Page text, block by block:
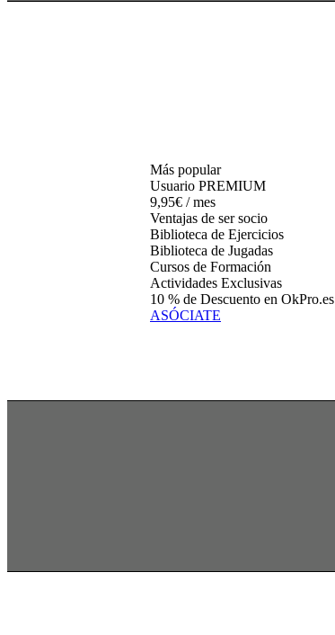
Más popular
Usuario PREMIUM
9,95€ / mes
Ventajas de ser socio
Biblioteca de Ejercicios
Biblioteca de Jugadas
Cursos de Formación
Actividades Exclusivas
10 % de Descuento en OkPro.es
ASÓCIATE